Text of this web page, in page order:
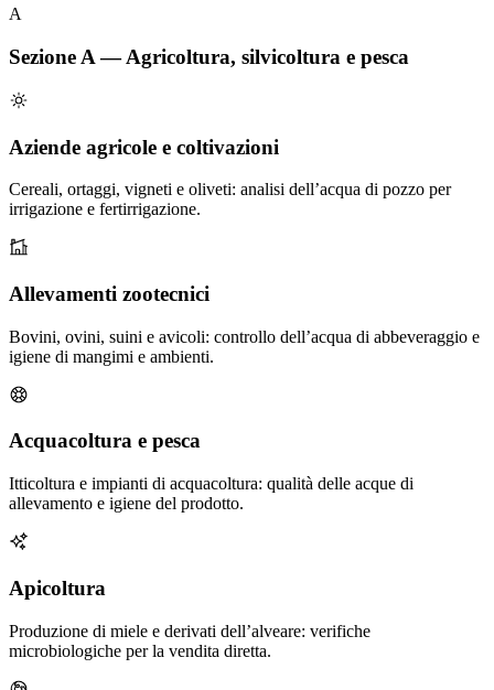
A
Sezione A—Agricoltura, silvicoltura e pesca
Aziende agricole e coltivazioni
Cereali, ortaggi, vigneti e oliveti: analisi dell’acqua di pozzo per
irrigazione e fertirrigazione.
Allevamenti zootecnici
Bovini, ovini, suini e avicoli: controllo dell’acqua di abbeveraggio e
igiene di mangimi e ambienti.
Acquacoltura e pesca
Itticoltura e impianti di acquacoltura: qualità delle acque di
allevamento e igiene del prodotto.
Apicoltura
Produzione di miele e derivati dell’alveare: verifiche
microbiologiche per la vendita diretta.